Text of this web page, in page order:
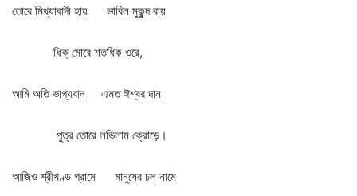
তোরে মিথ্যাবাদী হায় ভাবিল মুকুন্দ রায়
ধিক্ মোরে শতধিক ওরে,
আমি অতি ভাগ্যবান এমত ঈশ্বর দান
পুত্র তোরে লভিলাম ক্রোড়ে।
আজিও শ্রীখণ্ড গ্রামে মানুষের ঢল নামে